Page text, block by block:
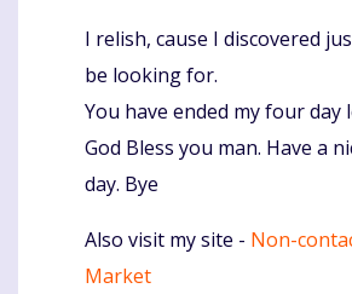
Komentaras
I relish, cause I discovered
be looking for.
You have ended my four day
God Bless you man. Have a
day. Bye
Also visit my site - Non-
Market